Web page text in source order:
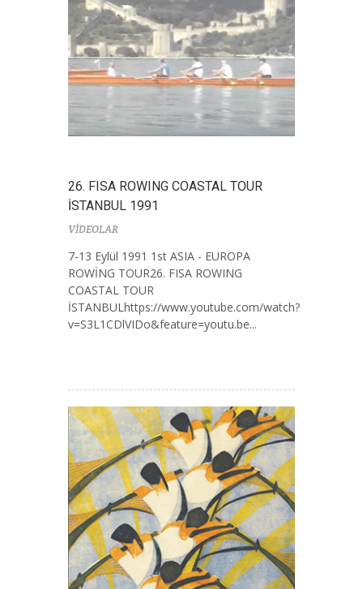
26. FISA ROWING COASTAL TOUR
İSTANBUL 1991
VİDEOLAR
7-13 Eylül 1991 1st ASIA - EUROPA
ROWİNG TOUR26. FISA ROWING
COASTAL TOUR
İSTANBULhttps://www.youtube.com/watch?
v=S3L1CDlVIDo&feature=youtu.be...